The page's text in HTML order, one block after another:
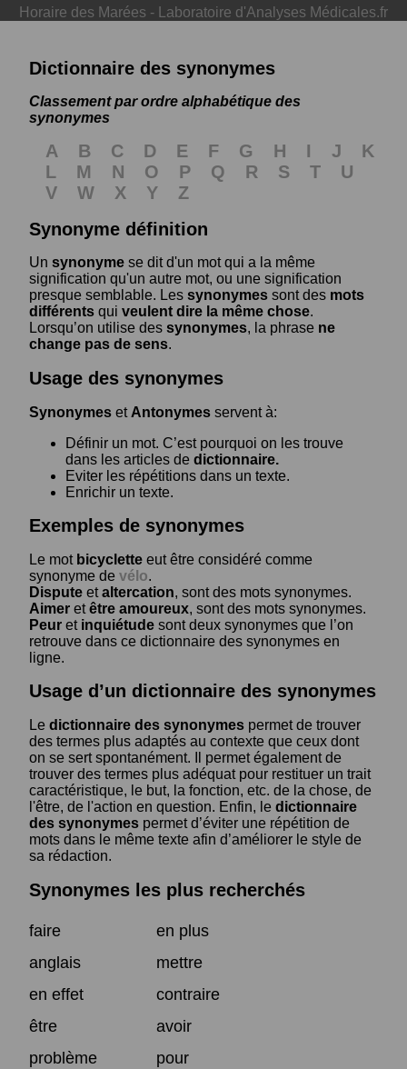
Horaire des Marées - Laboratoire d'Analyses Médicales.fr
Dictionnaire des synonymes
Classement par ordre alphabétique des
synonymes
A B C D E F G H I J
K
L
M N O P Q R S T
U
V
W X Y
Z
Synonyme définition
Un synonyme se dit d'un mot qui a la même
signification qu'un autre mot, ou une signification
presque semblable. Les synonymes sont des mots
différents qui veulent dire la même chose.
Lorsqu’on utilise des synonymes, la phrase ne
change pas de sens.
Usage des synonymes
Synonymes et Antonymes servent à:
Définir un mot. C’est pourquoi on les trouve
dans les articles de dictionnaire.
Eviter les répétitions dans un texte.
Enrichir un texte.
Exemples de synonymes
Le mot bicyclette eut être considéré comme
synonyme de vélo.
Dispute etaltercation, sont des mots synonymes.
Aimer etêtre amoureux, sont des mots synonymes.
Peur et inquiétude sont deux synonymes que l’on
retrouve dans ce dictionnaire des synonymes en
ligne.
Usage d’un dictionnaire des synonymes
Le dictionnaire des synonymes permet de trouver
des termes plus adaptés au contexte que ceux dont
on se sert spontanément. Il permet également de
trouver des termes plus adéquat pour restituer un trait
caractéristique, le but, la fonction, etc. de la chose, de
l'être, de l'action en question. Enfin, le dictionnaire
des synonymes permet d’éviter une répétition de
mots dans le même texte afin d’améliorer le style de
sa rédaction.
Synonymes les plus recherchés
faire
en plus
anglais
mettre
en effet
contraire
être
avoir
problème
pour